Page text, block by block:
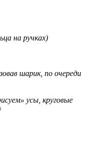
на ручках)
шарик, по очереди
усы, круговые